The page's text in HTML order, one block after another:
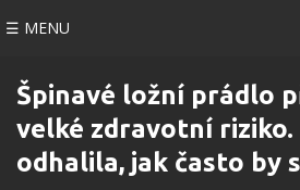
☰ MENU
Špinavé ložní prádlo
velké zdravotní riziko.
odhalila, jak často by